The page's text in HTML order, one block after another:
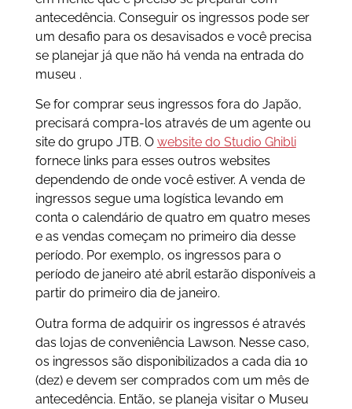
antecedência. Conseguir os ingressos pode ser
um desafio para os desavisados e você precisa
se planejar já que não há venda na entrada do
museu .
Se for comprar seus ingressos fora do Japão,
precisará compra-los através de um agente ou
site do grupo JTB. O website do Studio Ghibli
fornece links para esses outros websites
dependendo de onde você estiver. A venda de
ingressos segue uma logística levando em
conta o calendário de quatro em quatro meses
e as vendas começam no primeiro dia desse
período. Por exemplo, os ingressos para o
período de janeiro até abril estarão disponíveis a
partir do primeiro dia de janeiro.
Outra forma de adquirir os ingressos é através
das lojas de conveniência Lawson. Nesse caso,
os ingressos são disponibilizados a cada dia 10
(dez) e devem ser comprados com um mês de
antecedência. Então, se planeja visitar o Museu